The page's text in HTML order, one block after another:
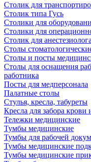
Столик для
Столик типа Гусь
Столики для
Столики для
Столик для анестезиолога
Столы
Столы и посты
Столы для оснащения
работника
Посты для медперсонала
Палатные столы
Стулья, кресла, табуреты
Кресла для забора крови
Тележки медицинские
Тумбы медицинские
Тумбы для рабочей
Тумбы медицинские
Тумбы медицинские